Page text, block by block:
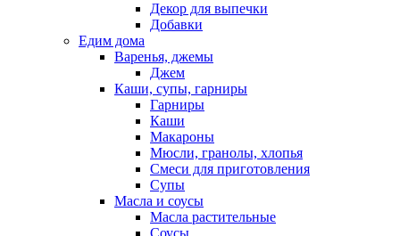
Декор для выпечки
Добавки
Едим дома
Варенья, джемы
Джем
Каши, супы, гарниры
Гарниры
Каши
Макароны
Мюсли, гранолы, хлопья
Смеси для приготовления
Супы
Масла и соусы
Масла растительные
Соусы